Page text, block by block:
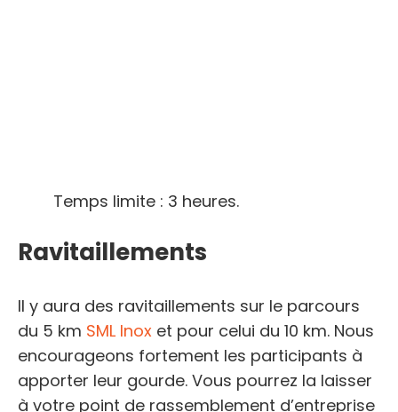
Temps limite : 3 heures.
Ravitaillements
Il y aura des ravitaillements sur le parcours
du 5 km SML Inox et pour celui du 10 km. Nous
encourageons fortement les participants à
apporter leur gourde. Vous pourrez la laisser
à votre point de rassemblement d’entreprise